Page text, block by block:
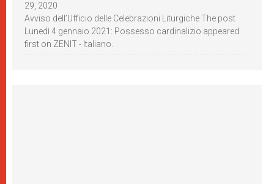
29, 2020
Avviso dell’Ufficio delle Celebrazioni Liturgiche The post
Lunedì 4 gennaio 2021: Possesso cardinalizio appeared
first on ZENIT - Italiano.